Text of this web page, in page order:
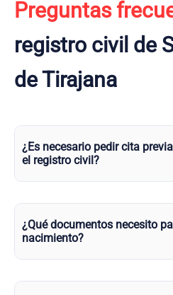
Preguntas
registro civil de
de Tirajana
¿Es necesario pedir cita
el registro civil?
¿Qué documentos necesito
nacimiento?